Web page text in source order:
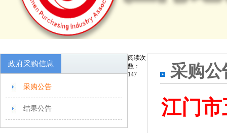
政府采购信息
采购公告
结果公告
采购公
江门市
阅读次
数：
147